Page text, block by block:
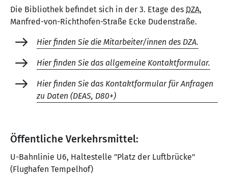
Die Bibliothek befindet sich in der 3. Etage des DZA,
Manfred-von-Richthofen-Straße Ecke Dudenstraße.
Hier finden Sie die Mitarbeiter/innen des DZA.
Hier finden Sie das allgemeine Kontaktformular.
Hier finden Sie das Kontaktformular für Anfragen
zu Daten (DEAS, D80+)
Öffentliche Verkehrsmittel:
U-Bahnlinie U6, Haltestelle "Platz der Luftbrücke"
(Flughafen Tempelhof)